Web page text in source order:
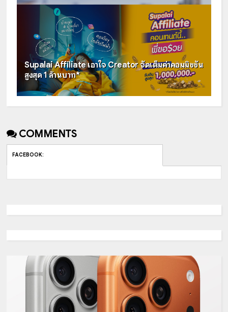
Supalai Affiliate เอาใจ Creator จัดเต็มค่าคอมมิชชัน
สูงสุด 1 ล้านบาท*
COMMENTS
FACEBOOK: